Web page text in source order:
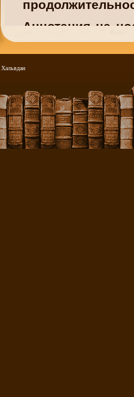
, Хальвдан
Аннотация на
юных воина
чтобы
противников
и его братьев в
пылкий Хагбард
Сигнэ, дочь
другому,
нареченный